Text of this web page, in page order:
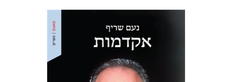
נעם שריף
מתן חרמוני